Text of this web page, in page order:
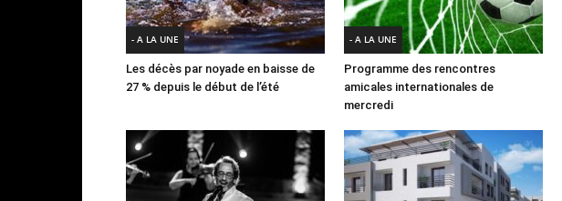
- A LA UNE
Les décès par noyade en baisse de
27 % depuis le début de l’été
- A LA UNE
Programme des rencontres
amicales internationales de
mercredi